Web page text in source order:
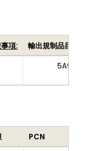
項:
輸出規制品目番
5A992C
PCN